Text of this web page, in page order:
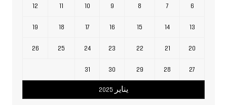
يناير 2025
6
7
8
9
10
11
12
13
14
15
16
17
18
19
20
21
22
23
24
25
26
27
28
29
30
31